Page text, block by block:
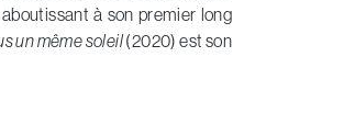
à son premier long
un même soleil(2020) est son